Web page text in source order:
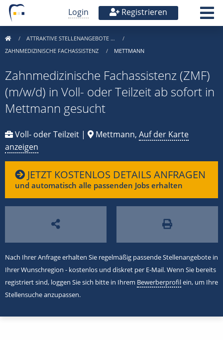
Login Registrieren
ATTRAKTIVE STELLENANGEBOTE …
ZAHNMEDIZINISCHE FACHASSISTENZ
METTMANN
Zahnmedizinische Fachassistenz (ZMF)
(m/w/d) in Voll- oder Teilzeit ab sofort in
Mettmann gesucht
Voll- oder Teilzeit | Mettmann, Auf der Karte
anzeigen
JETZT KOSTENLOS DETAILS ANFRAGEN
und automatisch alle passenden Jobs erhalten
Nach Ihrer Anfrage erhalten Sie regelmäßig passende Stellenangebote in
Ihrer Wunschregion - kostenlos und diskret per E-Mail. Wenn Sie bereits
registriert sind, loggen Sie sich bitte in Ihrem Bewerberprofilein, um Ihre
Stellensuche anzupassen.